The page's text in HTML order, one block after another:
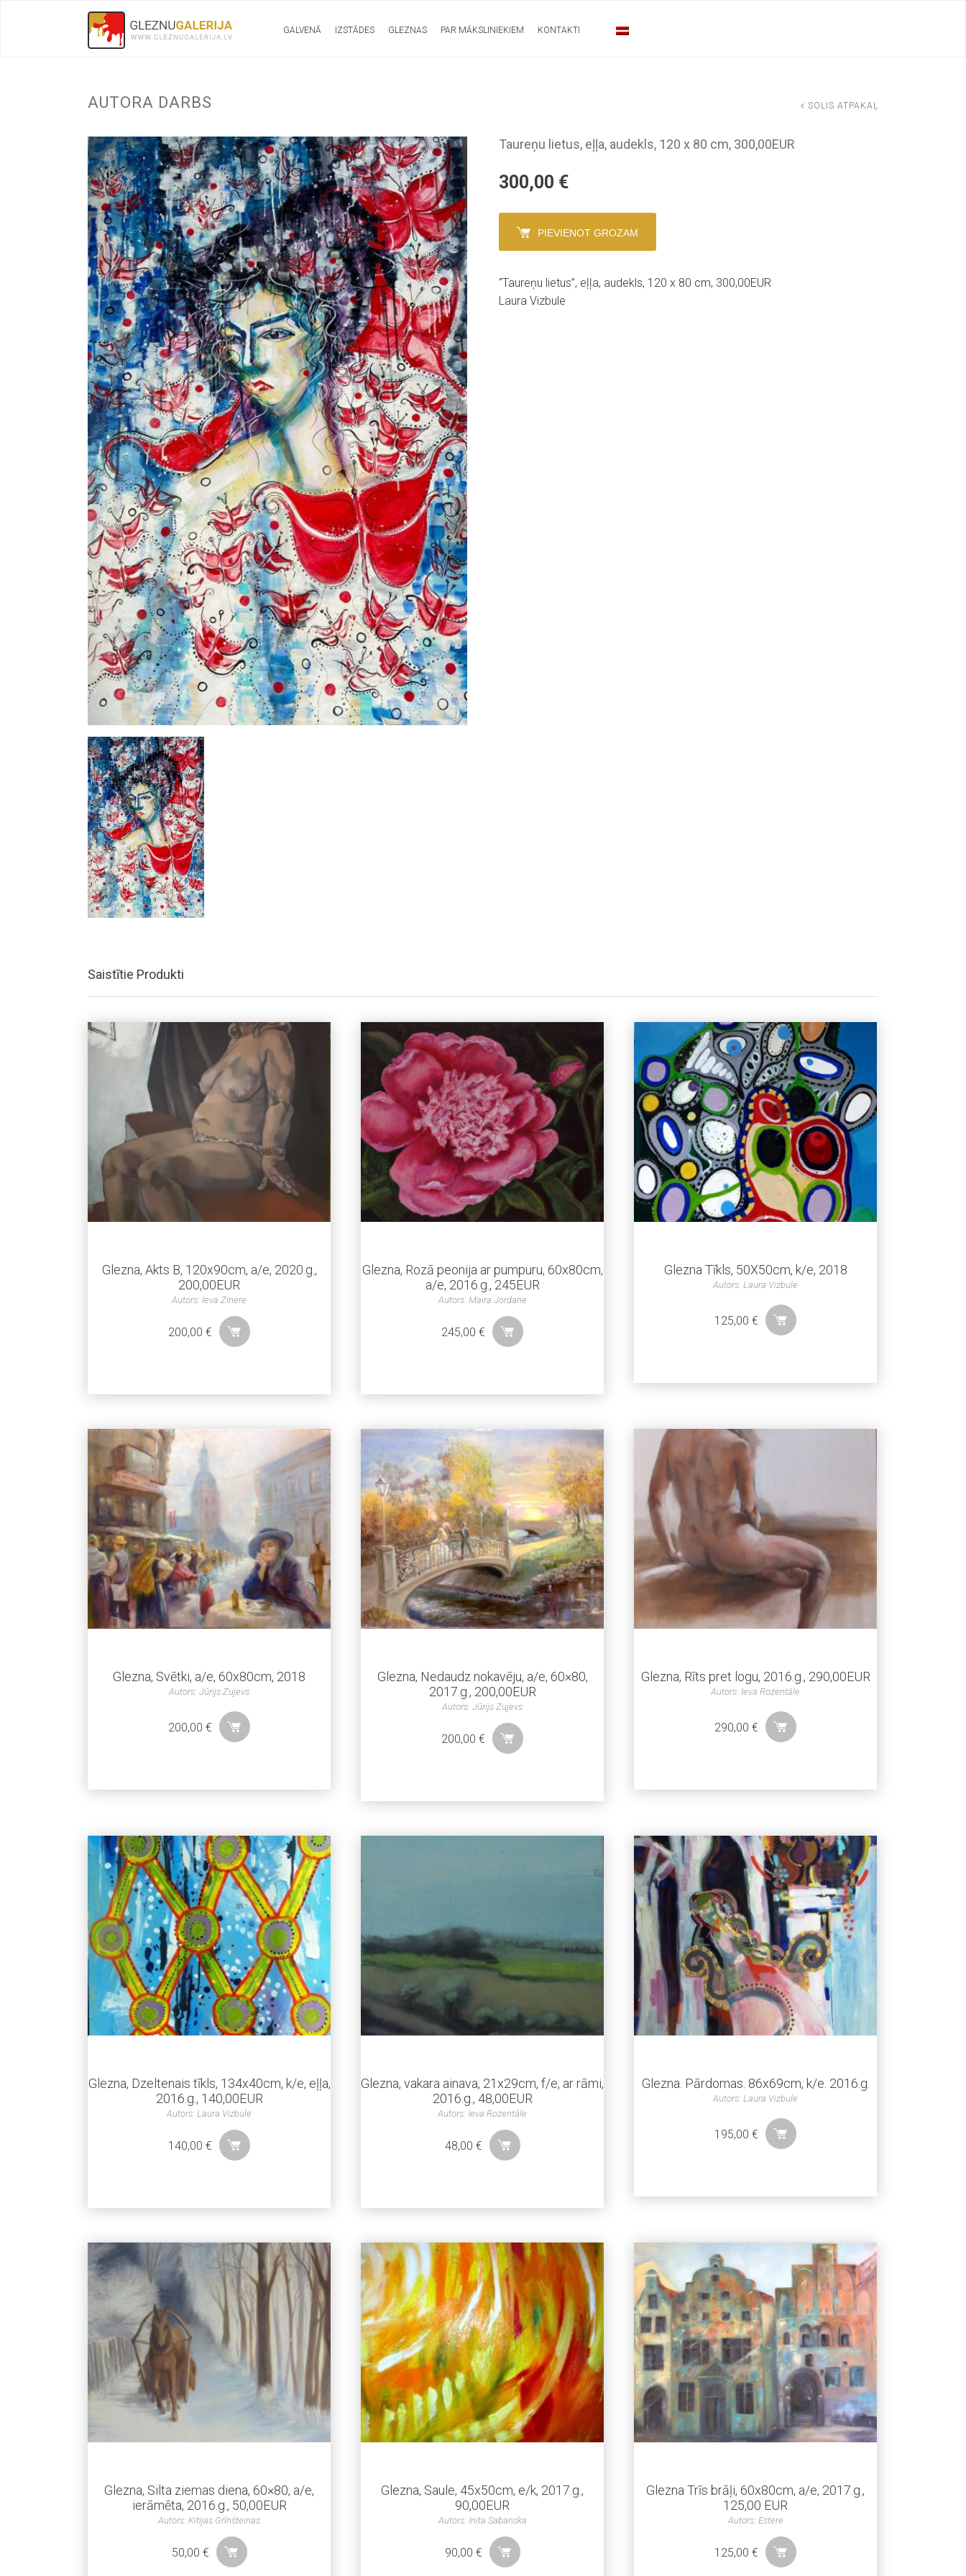
GALVENĀ IZSTĀDES GLEZNAS PAR MĀKSLINIEKIEM KONTAKTI
AUTORA DARBS SOLIS ATPAKAĻ
Taureņu lietus, eļļa, audekls, 120 x 80 cm, 300,00EUR
300,00 €
PIEVIENOT GROZAM
“Taureņu lietus”, eļļa, audekls, 120 x 80 cm, 300,00EUR
Laura Vizbule
Saistītie Produkti
Glezna, Akts B, 120x90cm, a/e, 2020.g.,
200,00EUR
Autors: Ieva Zinere
200,00€
Glezna, Rozā peonija ar pumpuru, 60x80cm,
a/e, 2016.g., 245EUR
Autors: Maira Jordane
245,00€
Glezna Tīkls, 50X50cm, k/e, 2018
Autors: Laura Vizbule
125,00€
Glezna, Svētki, a/e, 60x80cm, 2018
Autors: Jūrijs Zujevs
200,00€
Glezna, Nedaudz nokavēju, a/e, 60×80,
2017.g., 200,00EUR
Autors: Jūrijs Zujevs
200,00€
Glezna, Rīts pret logu, 2016.g., 290,00EUR
Autors: Ieva Rozentāle
290,00€
Glezna, Dzeltenais tīkls, 134x40cm, k/e, eļļa,
2016.g., 140,00EUR
Autors: Laura Vizbule
140,00€
Glezna, vakara ainava, 21x29cm, f/e, ar rāmi,
2016.g., 48,00EUR
Autors: Ieva Rozentāle
48,00 €
Glezna. Pārdomas. 86x69cm, k/e. 2016.g.
Autors: Laura Vizbule
195,00€
Glezna, Silta ziemas diena, 60×80, a/e,
ierāmēta, 2016.g., 50,00EUR
Autors: Kitijas Grīnšteinas
50,00 €
Glezna, Saule, 45x50cm, e/k, 2017.g.,
90,00EUR
Autors: Inita Sabanska
90,00 €
Glezna Trīs brāļi, 60x80cm, a/e, 2017.g.,
125,00 EUR
Autors: Estere
125,00€